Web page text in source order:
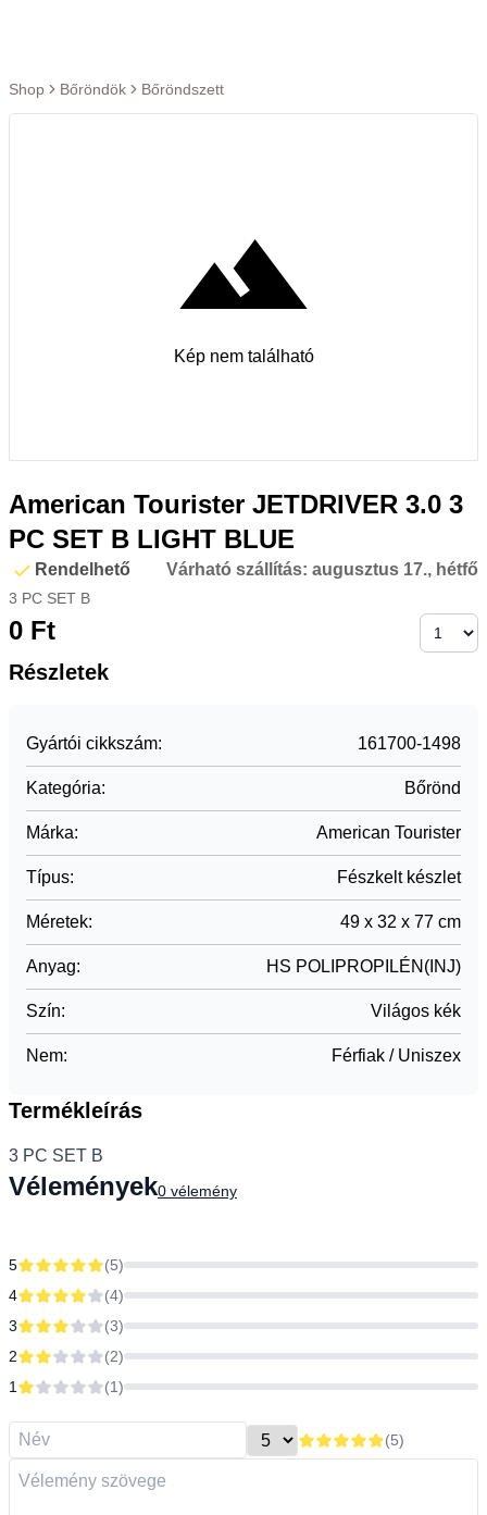
Ugrás a tartalomra
Shop Bőröndök Bőröndszett
Kép nem található
American Tourister JETDRIVER 3.0 3
PC SET B LIGHT BLUE
Rendelhető Várható szállítás: augusztus 17., hétfő
3 PC SET B
0 Ft
Részletek
Gyártói cikkszám: 161700-1498
Kategória: Bőrönd
Márka: American Tourister
Típus: Fészkelt készlet
Méretek: 49 x 32 x 77 cm
Anyag: HS POLIPROPILÉN(INJ)
Szín: Világos kék
Nem: Férfiak / Uniszex
Termékleírás
3 PC SET B
Vélemények0 vélemény
5 (5)
4
(4)
3
(3)
2
(2)
1
(1)
(5)